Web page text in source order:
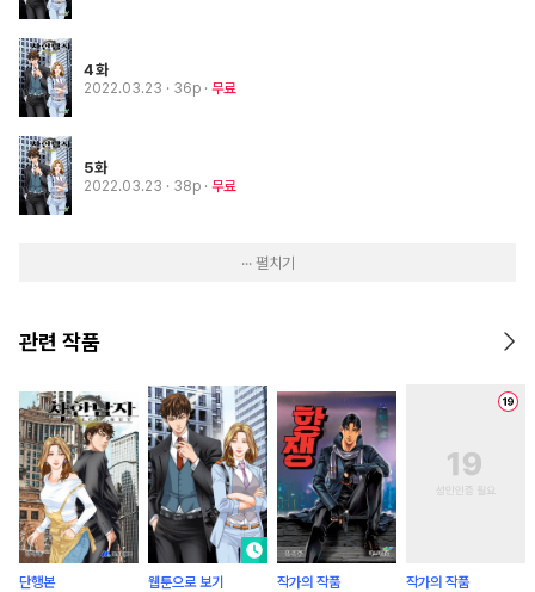
4화
2022.03.23 · 36p 무료
5화
2022.03.23 · 38p 무료
··· 펼치기
관련 작품
단행본 웹툰으로 보기 작가의 작품 작가의 작품